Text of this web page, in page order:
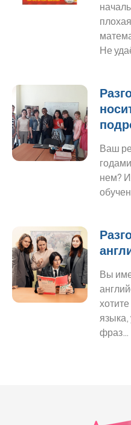
Не
Ваш
нем?
Вы
фраз…